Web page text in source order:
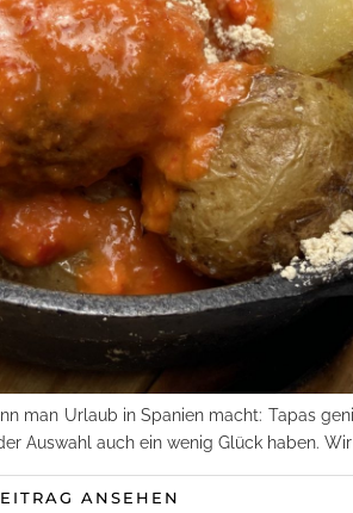
man Urlaub in Spanien macht: Tapas
Auswahl auch ein wenig Glück haben.
ANSEHEN